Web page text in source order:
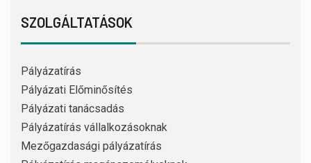
SZOLGÁLTATÁSOK
Pályázatírás
Pályázati Előminősítés
Pályázati tanácsadás
Pályázatírás vállalkozásoknak
Mezőgazdasági pályázatírás